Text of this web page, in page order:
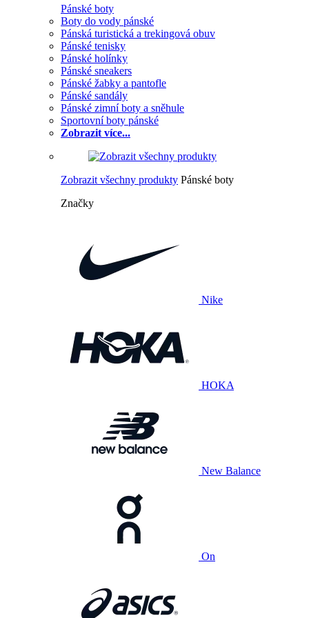
Pánské boty
Boty do vody pánské
Pánská turistická a trekingová obuv
Pánské tenisky
Pánské holínky
Pánské sneakers
Pánské žabky a pantofle
Pánské sandály
Pánské zimní boty a sněhule
Sportovní boty pánské
Zobrazit více...
Zobrazit všechny produkty Pánské boty
Značky
Nike
HOKA
New Balance
On